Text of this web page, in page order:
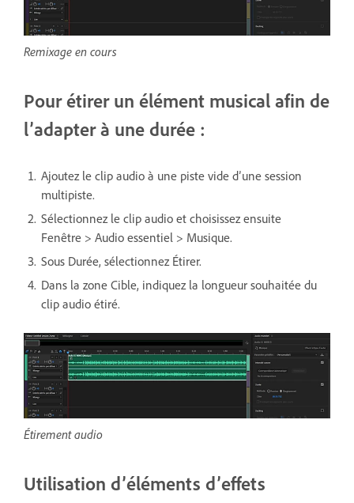
Remixage en cours
Pour étirer un élément musical afin de
l’adapter à une durée :
Ajoutez le clip audio à une piste vide d’une session
multipiste.
Sélectionnez le clip audio et choisissez ensuite
Fenêtre > Audio essentiel > Musique.
Sous Durée, sélectionnez Étirer.
Dans la zone Cible, indiquez la longueur souhaitée du
clip audio étiré.
Étirement audio
Utilisation d’éléments d’effets